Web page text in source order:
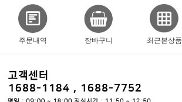
주문내역 장바구니 최근본상품